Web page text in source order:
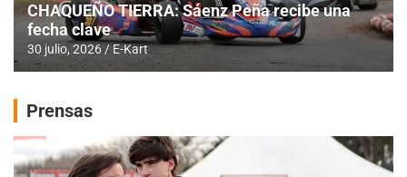
CHAQUEÑO TIERRA: Sáenz Peña recibe una
fecha clave
30 julio, 2026 E-Kart
Prensas